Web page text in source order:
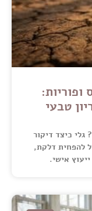
ופוריות:
טבעי
גלי כיצד דיקור
להפחית דלקת,
אישי.